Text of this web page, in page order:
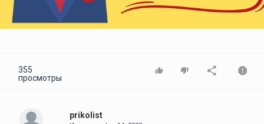
Video
355
просмотры
prikolist